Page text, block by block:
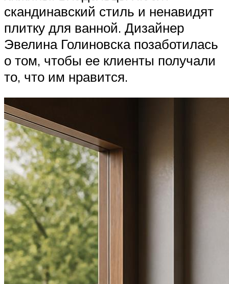
скандинавский стиль и ненавидят
плитку для ванной. Дизайнер
Эвелина Голиновска позаботилась
о том, чтобы ее клиенты получали
то, что им нравится.